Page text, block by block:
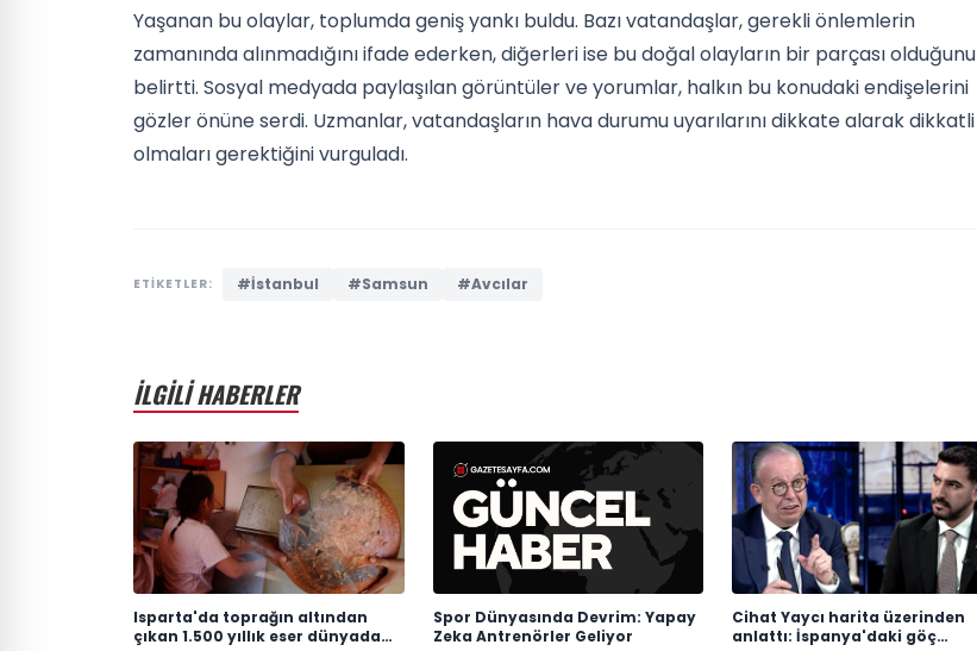
Yaşanan bu olaylar, toplumda geniş yankı buldu. Bazı vatandaşlar, gerekli önlemlerin
zamanında alınmadığını ifade ederken, diğerleri ise bu doğal olayların bir parçası olduğunu
belirtti. Sosyal medyada paylaşılan görüntüler ve yorumlar, halkın bu konudaki endişelerini
gözler önüne serdi. Uzmanlar, vatandaşların hava durumu uyarılarını dikkate alarak dikkatli
olmaları gerektiğini vurguladı.
ETİKETLER: #İstanbul #Samsun #Avcılar
İLGİLİ HABERLER
Isparta'da toprağın altından
çıkan 1.500 yıllık eser dünyada
Spor Dünyasında Devrim: Yapay
Zeka Antrenörler Geliyor
Cihat Yaycı harita üzerinden
anlattı: İspanya'daki göç